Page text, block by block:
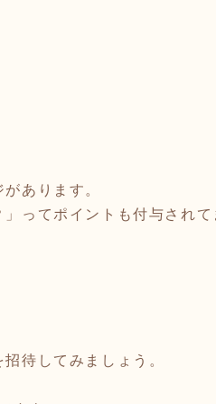
あります。
ってポイントも付与されて
待してみましょう。